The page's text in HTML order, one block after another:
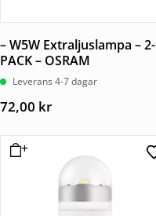
– W5W Extraljuslampa – 2-
PACK – OSRAM
Leverans 4-7 dagar
72,00 kr